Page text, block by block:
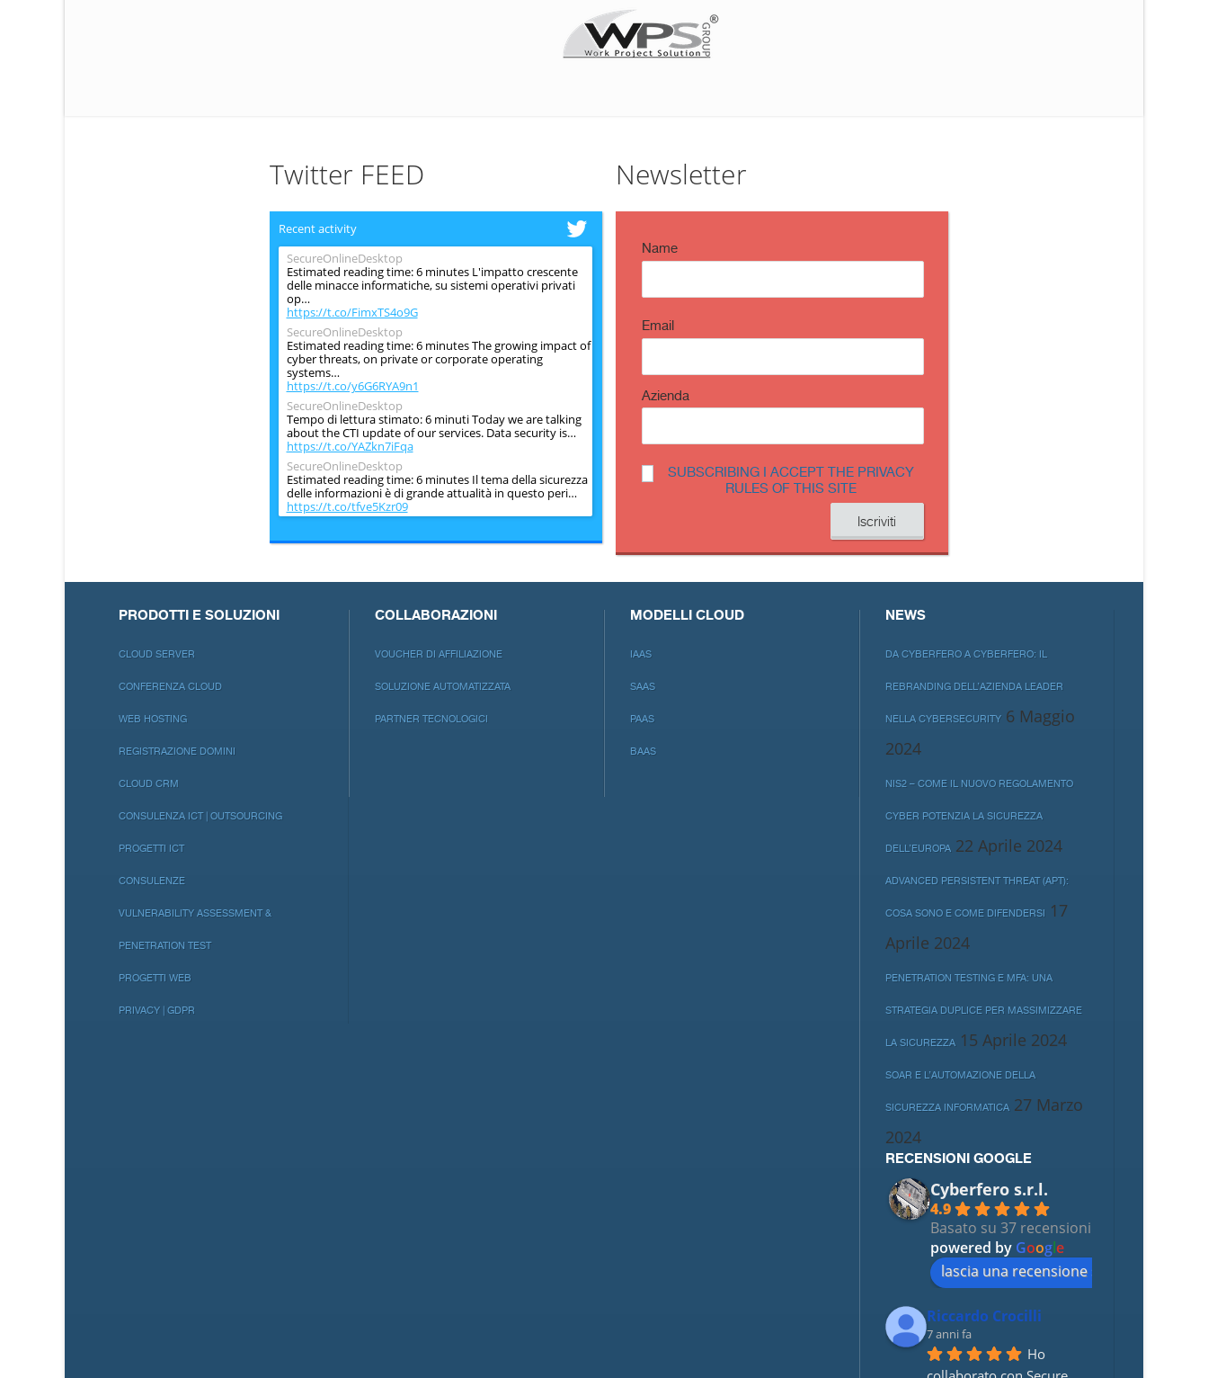
Twitter FEED
Recent activity
SecureOnlineDesktop
Estimated reading time: 6 minutes L'impatto crescente
delle minacce informatiche, su sistemi operativi privati
op…
https://t.co/FimxTS4o9G
SecureOnlineDesktop
Estimated reading time: 6 minutes The growing impact of
cyber threats, on private or corporate operating
systems…
https://t.co/y6G6RYA9n1
SecureOnlineDesktop
Tempo di lettura stimato: 6 minuti Today we are talking
about the CTI update of our services. Data security is…
https://t.co/YAZkn7iFqa
SecureOnlineDesktop
Estimated reading time: 6 minutes Il tema della sicurezza
delle informazioni è di grande attualità in questo peri…
https://t.co/tfve5Kzr09
Estimated reading time: 6 minutes The issue of
https://t.co/TP8gvdRcrF
Newsletter
Name
Email
Azienda
SUBSCRIBING I ACCEPT THE PRIVACY
RULES OF THIS SITE
PRODOTTI E SOLUZIONI
CLOUD SERVER
CONFERENZA CLOUD
WEB HOSTING
REGISTRAZIONE DOMINI
CLOUD CRM
CONSULENZA ICT | OUTSOURCING
PROGETTI ICT
CONSULENZE
VULNERABILITY ASSESSMENT &
PENETRATION TEST
PROGETTI WEB
PRIVACY | GDPR
COLLABORAZIONI
VOUCHER DI AFFILIAZIONE
SOLUZIONE AUTOMATIZZATA
PARTNER TECNOLOGICI
MODELLI CLOUD
IAAS
SAAS
PAAS
BAAS
NEWS
DA CYBERFERO A CYBERFERO: IL
REBRANDING DELL’AZIENDA LEADER
NELLA CYBERSECURITY 6 Maggio
2024
NIS2 – COME IL NUOVO REGOLAMENTO
CYBER POTENZIA LA SICUREZZA
DELL’EUROPA 22 Aprile 2024
ADVANCED PERSISTENT THREAT (APT):
COSA SONO E COME DIFENDERSI
17
Aprile 2024
PENETRATION TESTING E MFA: UNA
STRATEGIA DUPLICE PER MASSIMIZZARE
LA SICUREZZA 15 Aprile 2024
SOAR E L’AUTOMAZIONE DELLA
SICUREZZA INFORMATICA 27 Marzo
2024
RECENSIONI GOOGLE
Cyberfero s.r.l.
4.9
Basato su 37 recensioni
powered by Google
lascia una recensione su
Riccardo Crocilli
7 anni fa
Ho